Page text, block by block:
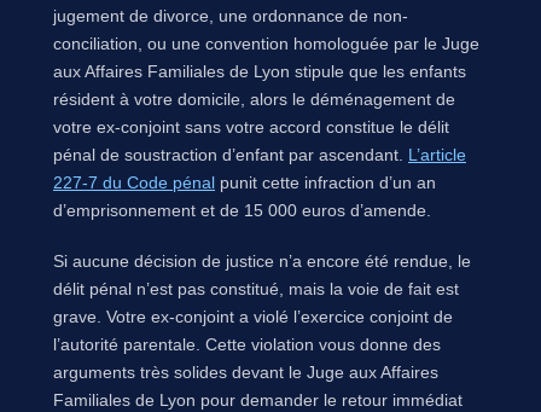
jugement de divorce, une ordonnance de non-
conciliation, ou une convention homologuée par le Juge
aux Affaires Familiales de Lyon stipule que les enfants
résident à votre domicile, alors le déménagement de
votre ex-conjoint sans votre accord constitue le délit
pénal de soustraction d’enfant par ascendant. L’article
227-7 du Code pénal punit cette infraction d’un an
d’emprisonnement et de 15 000 euros d’amende.
Si aucune décision de justice n’a encore été rendue, le
délit pénal n’est pas constitué, mais la voie de fait est
grave. Votre ex-conjoint a violé l’exercice conjoint de
l’autorité parentale. Cette violation vous donne des
arguments très solides devant le Juge aux Affaires
Familiales de Lyon pour demander le retour immédiat